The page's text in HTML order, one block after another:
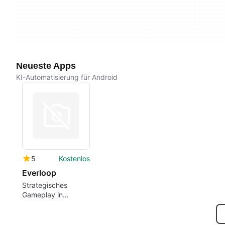
Neueste Apps
KI-Automatisierung für Android
5 Kostenlos
Everloop
Strategisches
Gameplay in